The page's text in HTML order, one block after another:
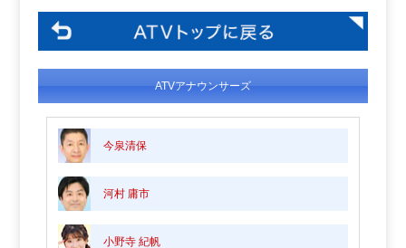
ATVアナウンサーズ
今泉清保
河村 庸市
小野寺 紀帆